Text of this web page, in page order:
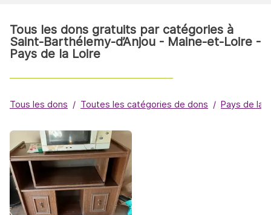
Tous les dons gratuits par catégories à
Saint-Barthélemy-d’Anjou - Maine-et-Loire -
Pays de la Loire
Tous les dons Toutes les catégories de dons Pays de la